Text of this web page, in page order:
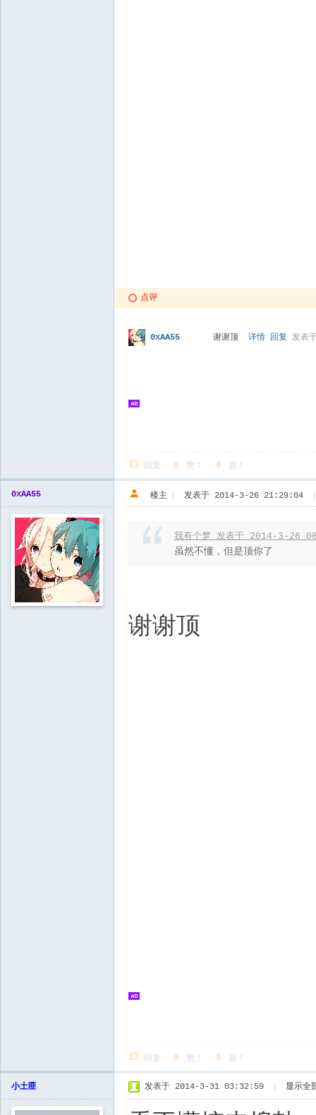
点评
0xAA55 谢谢顶 详情 回复 发表
回复 赞！ 靠！
0xAA55 楼主 发表于 2014-3-26 21:29:04
我有个梦 发表于 2014-3-26
虽然不懂，但是顶你了
谢谢顶
回复 赞！ 靠！
小土匪 发表于 2014-3-31 03:32:59 显示全